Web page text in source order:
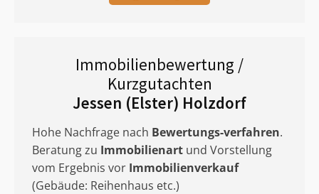
Immobilienbewertung /
Kurzgutachten
Jessen (Elster) Holzdorf
Hohe Nachfrage nach Bewertungs-verfahren.
Beratung zu Immobilienart und Vorstellung
vom Ergebnis vor Immobilienverkauf
(Gebäude: Reihenhaus etc.)